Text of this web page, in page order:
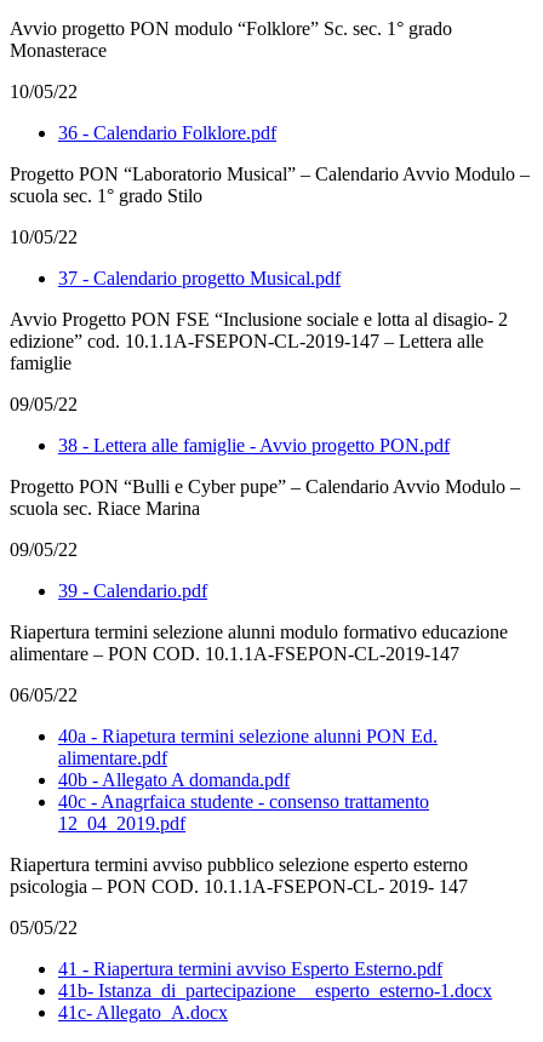
Avvio progetto PON modulo “Folklore” Sc. sec. 1° grado
Monasterace
10/05/22
36 - Calendario Folklore.pdf
Progetto PON “Laboratorio Musical” – Calendario Avvio Modulo –
scuola sec. 1° grado Stilo
10/05/22
37 - Calendario progetto Musical.pdf
Avvio Progetto PON FSE “Inclusione sociale e lotta al disagio- 2
edizione” cod. 10.1.1A-FSEPON-CL-2019-147 – Lettera alle
famiglie
09/05/22
38 - Lettera alle famiglie - Avvio progetto PON.pdf
Progetto PON “Bulli e Cyber pupe” – Calendario Avvio Modulo –
scuola sec. Riace Marina
09/05/22
39 - Calendario.pdf
Riapertura termini selezione alunni modulo formativo educazione
alimentare – PON COD. 10.1.1A-FSEPON-CL-2019-147
06/05/22
40a - Riapetura termini selezione alunni PON Ed.
alimentare.pdf
40b - Allegato A domanda.pdf
40c - Anagrfaica studente - consenso trattamento
12_04_2019.pdf
Riapertura termini avviso pubblico selezione esperto esterno
psicologia – PON COD. 10.1.1A-FSEPON-CL- 2019- 147
05/05/22
41 - Riapertura termini avviso Esperto Esterno.pdf
41b- Istanza_di_partecipazione__esperto_esterno-1.docx
41c- Allegato_A.docx